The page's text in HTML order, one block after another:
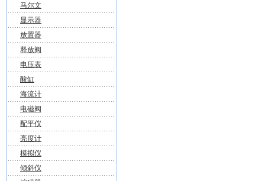
马尔文
显示器
放置器
释放阀
电压表
酸缸
海流计
电磁阀
配平仪
亮度计
模拟仪
倾斜仪